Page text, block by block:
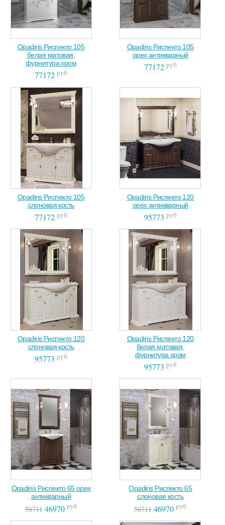
Opadiris Риспекто 105
белая матовая,
фурнитура хром
77172 руб
Opadiris Риспекто 105
орех антикварный
77172 руб
Opadiris Риспекто 105
слоновая кость
77172 руб
Opadiris Риспекто 120
орех антикварный
95773 руб
Opadiris Риспекто 120
слоновая кость
95773 руб
Opadiris Риспекто 120
белая матовая,
фурнитура хром
95773 руб
Opadiris Риспекто 65 орех
антикварный
5871146970 руб
Opadiris Риспекто 65
слоновая кость
58711 46970 руб